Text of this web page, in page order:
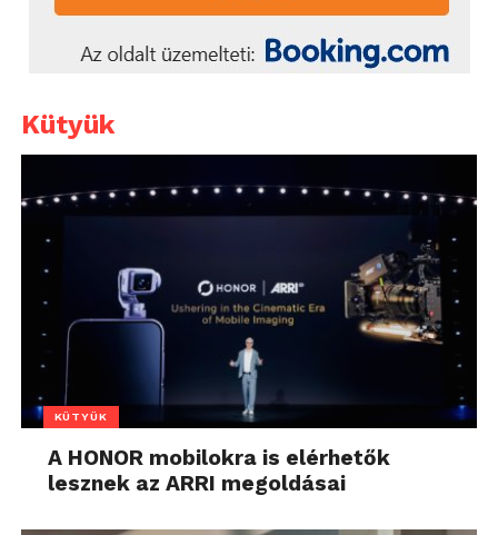
Kütyük
KÜTYÜK
A HONOR mobilokra is elérhetők
lesznek az ARRI megoldásai